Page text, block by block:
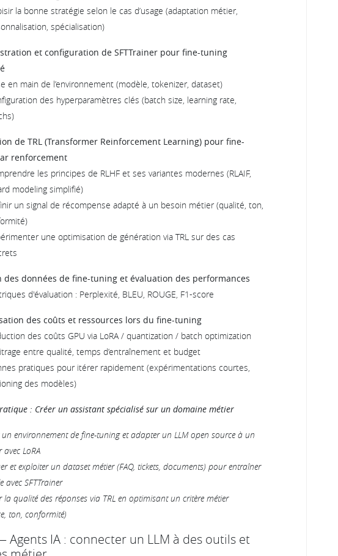
la bonne stratégie selon le cas d’usage (adaptation métier,
spécialisation)
et configuration de SFTTrainer pour fine-tuning
en main de l’environnement (modèle, tokenizer, dataset)
des hyperparamètres clés (batch size, learning rate,
de TRL (Transformer Reinforcement Learning) pour fine-
renforcement
les principes de RLHF et ses variantes modernes (RLAIF,
modeling simplifié)
un signal de récompense adapté à un besoin métier (qualité, ton,
une optimisation de génération via TRL sur des cas
des données de fine-tuning et évaluation des performances
d'évaluation : Perplexité, BLEU, ROUGE, F1-score
des coûts et ressources lors du fine-tuning
des coûts GPU via LoRA / quantization / batch optimization
entre qualité, temps d’entraînement et budget
pratiques pour itérer rapidement (expérimentations courtes,
des modèles)
: Créer un assistant spécialisé sur un domaine métier
environnement de fine-tuning et adapter un LLM open source à un
avec LoRA
et exploiter un dataset métier (FAQ, tickets, documents) pour entraîner
avec SFTTrainer
la qualité des réponses via TRL en optimisant un critère métier
ton, conformité)
Agents IA : connecter un LLM à des outils et